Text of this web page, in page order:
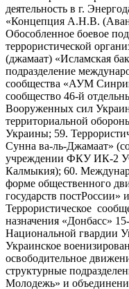
деятельность в г.
«Концепция А.Н.В.
Обособленное боевое
террористической
(джамаат) «Исламская
подразделение
сообщества «АУМ
сообщество 46-й
Вооруженных сил
территориальной
Украины; 59.
Сунна ва-ль-Джамаат»
учреждении ФКУ ИК-2
Калмыкия); 60.
форме общественного
государств постРоссии»
Террористическое
назначения «Донбасс»
Национальной гвардии
Украинское
освободительное
структурные
Молодежь» и